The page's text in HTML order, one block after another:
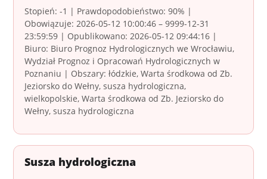
Stopień: -1 | Prawdopodobieństwo: 90% |
Obowiązuje: 2026-05-12 10:00:46 – 9999-12-31
23:59:59 | Opublikowano: 2026-05-12 09:44:16 |
Biuro: Biuro Prognoz Hydrologicznych we Wrocławiu,
Wydział Prognoz i Opracowań Hydrologicznych w
Poznaniu | Obszary: łódzkie, Warta środkowa od Zb.
Jeziorsko do Wełny, susza hydrologiczna,
wielkopolskie, Warta środkowa od Zb. Jeziorsko do
Wełny, susza hydrologiczna
Susza hydrologiczna